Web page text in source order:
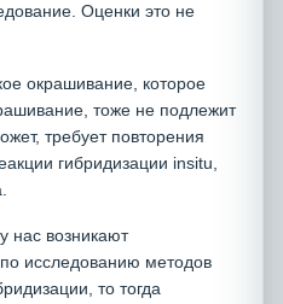
Оценки это не
окрашивание, которое
тоже не подлежит
требует повторения
гибридизации insitu,
нас возникают
исследованию методов
то тогда